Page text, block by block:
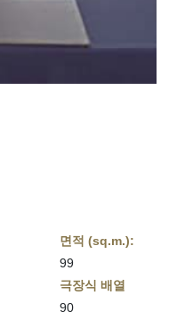
면적 (sq.m.):
99
극장식 배열
90